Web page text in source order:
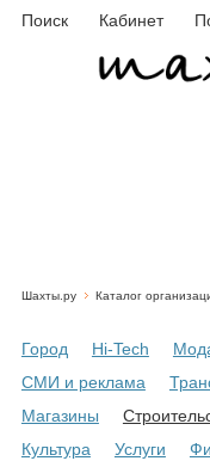
Поиск Кабинет
Шахты.ру Каталог
Город Hi-Tech
СМИ и реклама
Магазины
Культура
Услуги